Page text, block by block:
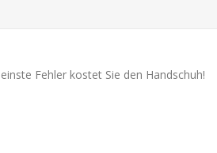
Fehler kostet Sie den Handschuh!